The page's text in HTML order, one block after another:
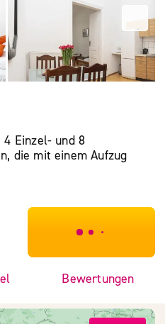
Einzel- und 8
die mit einem Aufzug
***************
Bewertungen